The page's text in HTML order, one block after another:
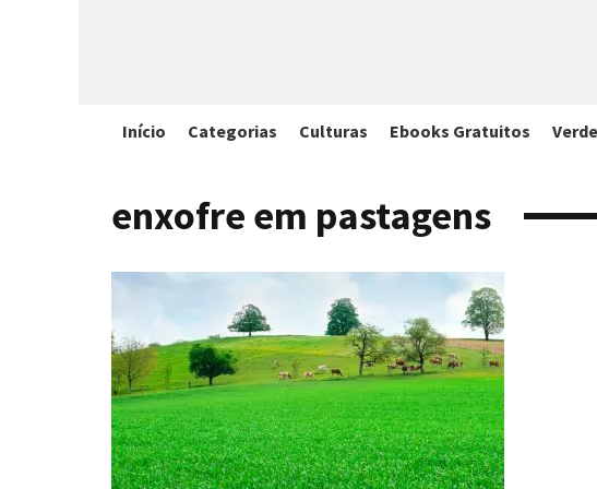
Início Categorias Culturas Ebooks Gratuitos
enxofre em pastagens